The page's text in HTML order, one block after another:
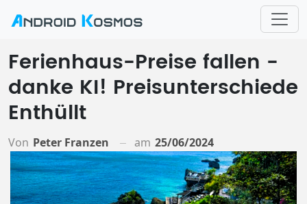
Ferienhaus-Preise fallen -
danke KI! Preisunterschiede
Enthüllt
Von Peter Franzen am 25/06/2024